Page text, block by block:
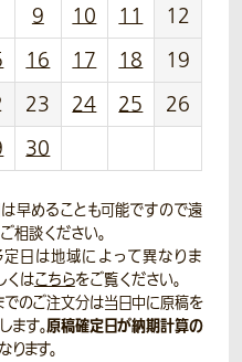
9 10 11
12
16 17 18
19
23 24 25
26
30
早めることも可能ですので遠
相談ください。
日は地域によって異なりま
くはこちらをご覧ください。
でのご注文分は当日中に原稿を
ます。原稿確定日が納期計算の
ります。